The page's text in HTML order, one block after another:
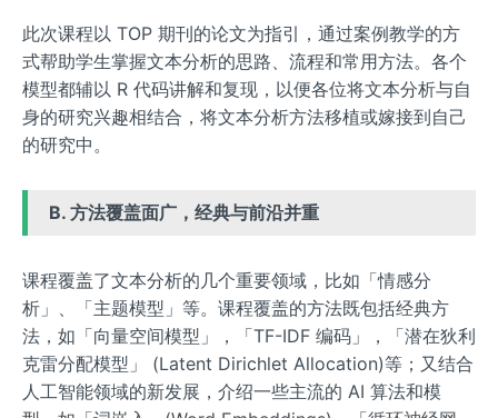
此次课程以 TOP 期刊的论文为指引，通过案例教学的方
式帮助学生掌握文本分析的思路、流程和常用方法。各个
模型都辅以 R 代码讲解和复现，以便各位将文本分析与自
身的研究兴趣相结合，将文本分析方法移植或嫁接到自己
的研究中。
B. 方法覆盖面广，经典与前沿并重
课程覆盖了文本分析的几个重要领域，比如「情感分
析」、「主题模型」等。课程覆盖的方法既包括经典方
法，如「向量空间模型」，「TF-IDF 编码」，「潜在狄利
克雷分配模型」 (Latent Dirichlet Allocation)等；又结合
人工智能领域的新发展，介绍一些主流的 AI 算法和模